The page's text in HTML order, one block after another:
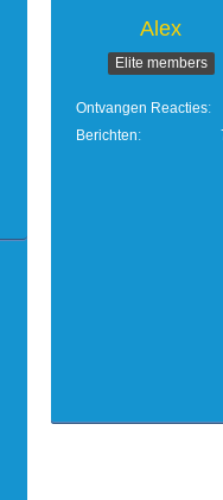
Alex
Elite members
Ontvangen Reacties
Berichten